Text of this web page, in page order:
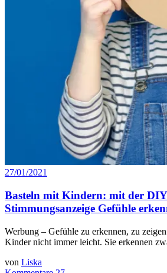
27/01/2021
Basteln mit Kindern: mit der DIY
Stimmungsanzeige Gefühle
Werbung – Gefühle zu erkennen, zu
Kinder nicht immer leicht. Sie erkennen
von Liska